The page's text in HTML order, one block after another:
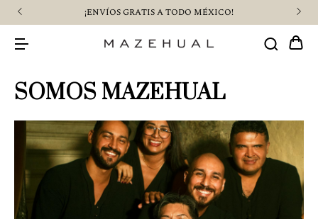
¡ENVÍOS GRATIS A TODO MÉXICO!
SOMOS MAZEHUAL